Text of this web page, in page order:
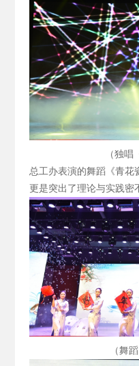
（独唱
总工办表演的舞蹈《青花
更是突出了理论与实践密
（舞